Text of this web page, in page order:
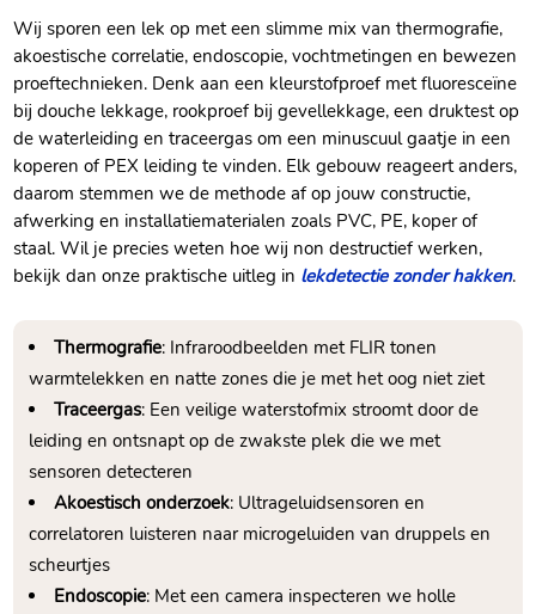
Wij sporen een lek op met een slimme mix van thermografie,
akoestische correlatie, endoscopie, vochtmetingen en bewezen
proeftechnieken.​ Denk aan een kleurstofproef met fluoresceïne
bij douche lekkage, rookproef bij gevellekkage, een druktest op
de waterleiding en traceergas om een minuscuul gaatje in een
koperen of PEX leiding te vinden.​ Elk gebouw reageert anders,
daarom stemmen we de methode af op jouw constructie,
afwerking en installatiematerialen zoals PVC, PE, koper of
staal.​ Wil je precies weten hoe wij non destructief werken,
bekijk dan onze praktische uitleg in lekdetectie zonder hakken.​
Thermografie: Infraroodbeelden met FLIR tonen
warmtelekken en natte zones die je met het oog niet ziet
Traceergas: Een veilige waterstofmix stroomt door de
leiding en ontsnapt op de zwakste plek die we met
sensoren detecteren
Akoestisch onderzoek: Ultrageluidsensoren en
correlatoren luisteren naar microgeluiden van druppels en
scheurtjes
Endoscopie: Met een camera inspecteren we holle